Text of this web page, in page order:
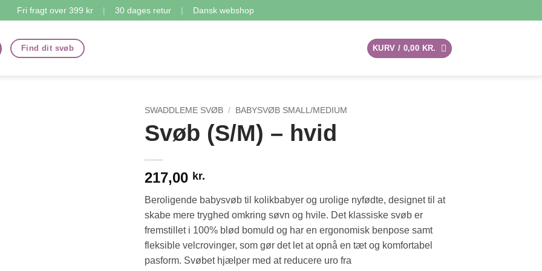
Fri fragt over 399 kr | 30 dages retur | Dansk webshop
Find dit svøb KURV / 0,00 KR.
SWADDLEME SVØB / BABYSVØB SMALL/MEDIUM
Svøb (S/M) – hvid
217,00 kr.
Beroligende babysvøb til kolikbabyer og urolige nyfødte, designet til at
skabe mere tryghed omkring søvn og hvile. Det klassiske svøb er
fremstillet i 100% blød bomuld og har en ergonomisk benpose samt
fleksible velcrovinger, som gør det let at opnå en tæt og komfortabel
pasform. Svøbet hjælper med at reducere uro fra